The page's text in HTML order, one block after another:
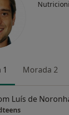
Morada 2
Luís de